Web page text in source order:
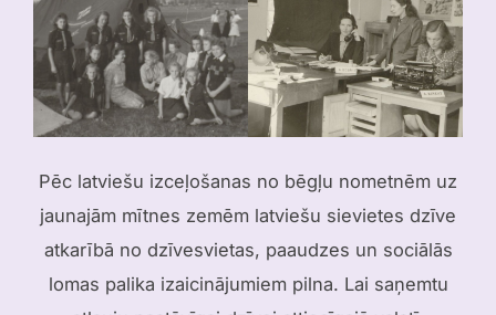
Pēc latviešu izceļošanas no bēgļu nometnēm uz
jaunajām mītnes zemēm latviešu sievietes dzīve
atkarībā no dzīvesvietas, paaudzes un sociālās
lomas palika izaicinājumiem pilna. Lai saņemtu